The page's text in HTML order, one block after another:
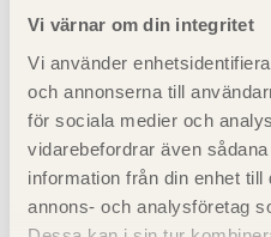
Vi värnar om din integritet
Vi använder
och annonserna till
för sociala medier och
vidarebefordrar även
information från din enhet
annons- och analysföretag
impregnera och det ofta
träskyddsmedel som då fås,
beständigheten något. För
impregnerat altanvirke kan
sig mitt emellan
splinten och den
impregnerad furu som
blir resistensklassen då B.